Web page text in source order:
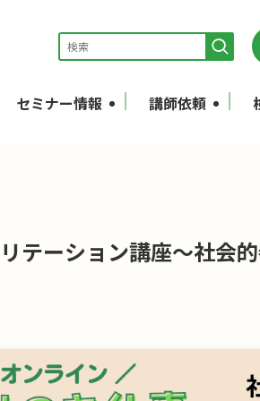
セミナー情報 講師依頼
テーション講座〜社会